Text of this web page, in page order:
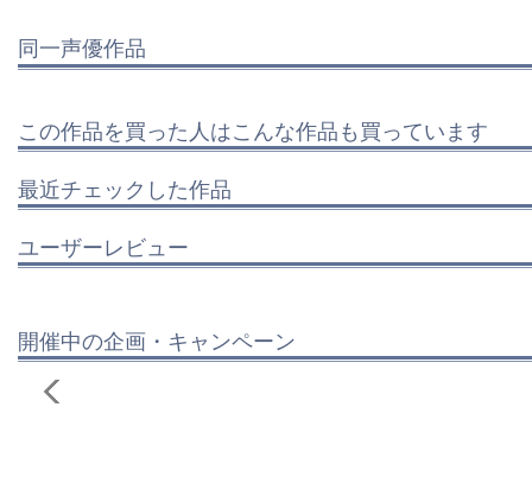
同一声優作品
この作品を買った人はこんな作品も買っています
最近チェックした作品
ユーザーレビュー
開催中の企画・キャンペーン